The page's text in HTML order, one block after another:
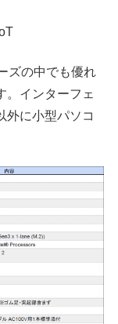
ズの中でも優れ
。インターフェ
外に小型パソコ